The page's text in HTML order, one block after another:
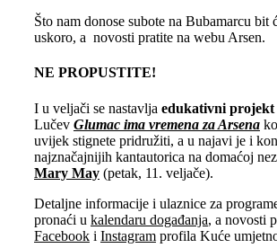
Što nam donose subote na Bubamarcu bit
uskoro, a novosti pratite na webu Arsen.
NE PROPUSTITE!
I u veljači se nastavlja edukativni projekt
Lučev Glumac ima vremena za Arsena
uvijek stignete pridružiti, a u najavi je i
najznačajnijih kantautorica na domaćoj
Mary May(petak, 11. veljače).
Detaljne informacije i ulaznice za
pronaći u kalendaru događanja, a novosti
Facebooki Instagramprofila Kuće